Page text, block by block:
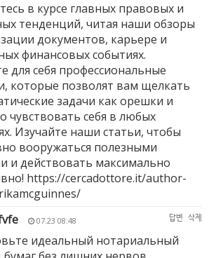
в курсе главных правовых и
тенденций, читая наши обзоры
документов, карьере и
финансовых событиях.
для себя профессиональные
которые позволят вам щелкать
задачи как орешки и
чувствовать себя в любых
Изучайте наши статьи, чтобы
вооружаться полезными
и действовать максимально
https://cercadottore.it/author-
07.23 08:48 답변 삭제
идеальный нотариальный